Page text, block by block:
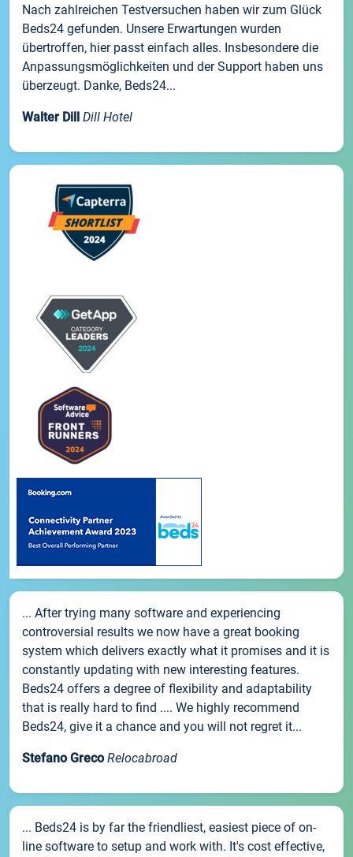
Nach zahlreichen Testversuchen haben wir zum Glück
Beds24 gefunden. Unsere Erwartungen wurden
übertroffen, hier passt einfach alles. Insbesondere die
Anpassungsmöglichkeiten und der Support haben uns
überzeugt. Danke, Beds24...
Walter Dill Dill Hotel
... After trying many software and experiencing
controversial results we now have a great booking
system which delivers exactly what it promises and it is
constantly updating with new interesting features.
Beds24 offers a degree of flexibility and adaptability
that is really hard to find .... We highly recommend
Beds24, give it a chance and you will not regret it...
Stefano Greco Relocabroad
... Beds24 is by far the friendliest, easiest piece of on-
line software to setup and work with. It's cost effective,